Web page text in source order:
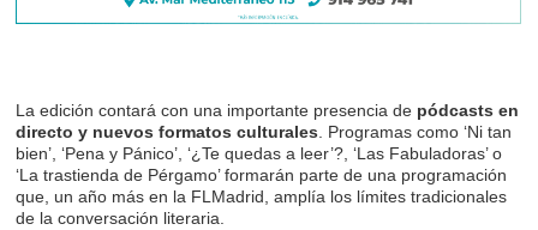
La edición contará con una importante presencia de pódcasts en
directo y nuevos formatos culturales . Programas como ‘Ni tan
bien’, ‘Pena y Pánico’, ‘¿Te quedas a leer’?, ‘Las Fabuladoras’ o
‘La trastienda de Pérgamo’ formarán parte de una programación
que, un año más en la FLMadrid, amplía los límites tradicionales
de la conversación literaria.